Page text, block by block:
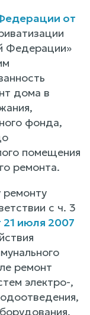
от
Федерации»
дома в
фонда,
помещения
ремонта.
ремонту
с ч. 3
21 июля 2007
ремонт
электро-,